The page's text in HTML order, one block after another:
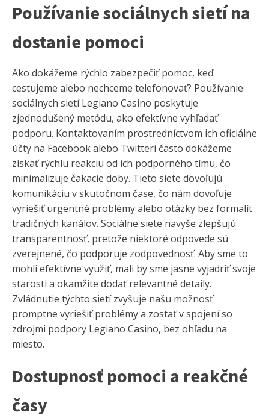
Používanie sociálnych sietí na
dostanie pomoci
Ako dokážeme rýchlo zabezpečiť pomoc, keď
cestujeme alebo nechceme telefonovať? Používanie
sociálnych sietí Legiano Casino poskytuje
zjednodušený metódu, ako efektívne vyhľadať
podporu. Kontaktovaním prostredníctvom ich oficiálne
účty na Facebook alebo Twitteri často dokážeme
získať rýchlu reakciu od ich podporného tímu, čo
minimalizuje čakacie doby. Tieto siete dovoľujú
komunikáciu v skutočnom čase, čo nám dovoľuje
vyriešiť urgentné problémy alebo otázky bez formalít
tradičných kanálov. Sociálne siete navyše zlepšujú
transparentnosť, pretože niektoré odpovede sú
zverejnené, čo podporuje zodpovednosť. Aby sme to
mohli efektívne využiť, mali by sme jasne vyjadriť svoje
starosti a okamžite dodať relevantné detaily.
Zvládnutie týchto sietí zvyšuje našu možnosť
promptne vyriešiť problémy a zostať v spojení so
zdrojmi podpory Legiano Casino, bez ohľadu na
miesto.
Dostupnosť pomoci a reakčné
časy